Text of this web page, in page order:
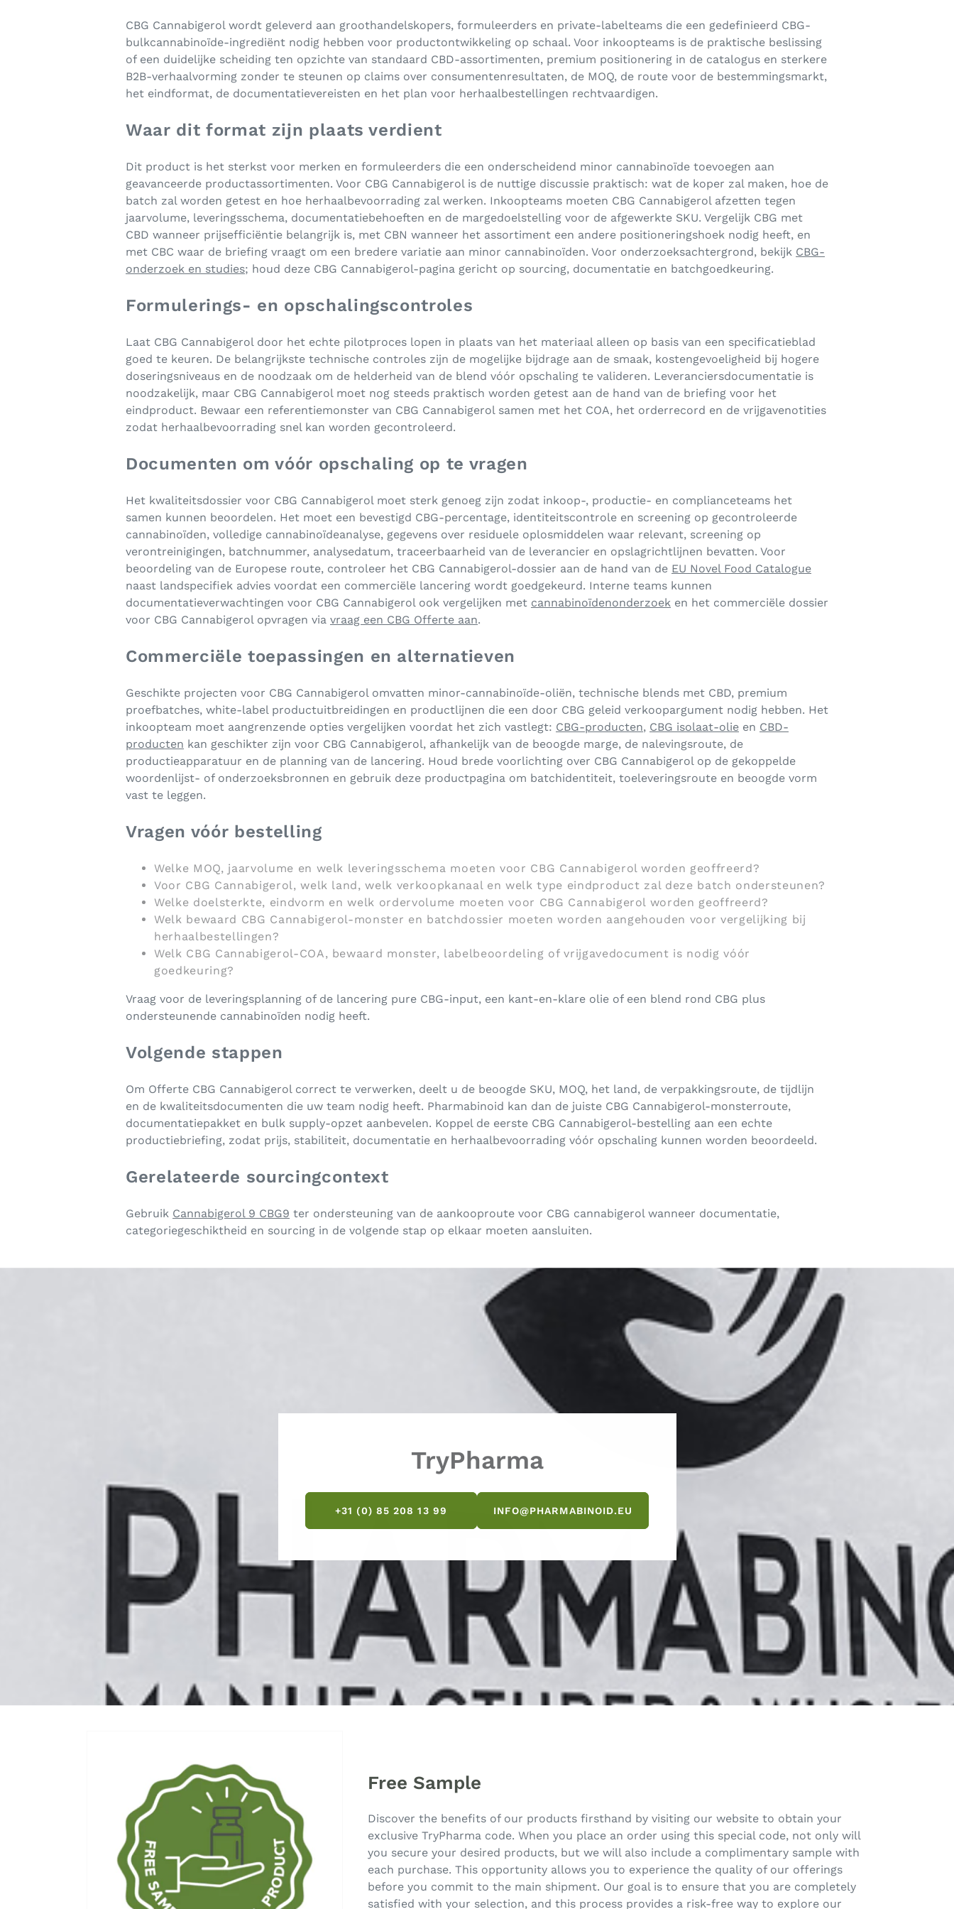
CBG Cannabigerol wordt geleverd aan groothandelskopers, formuleerders en private-labelteams die een gedefinieerd CBG-
bulkcannabinoïde-ingrediënt nodig hebben voor productontwikkeling op schaal. Voor inkoopteams is de praktische beslissing
of een duidelijke scheiding ten opzichte van standaard CBD-assortimenten, premium positionering in de catalogus en sterkere
B2B-verhaalvorming zonder te steunen op claims over consumentenresultaten, de MOQ, de route voor de bestemmingsmarkt,
het eindformat, de documentatievereisten en het plan voor herhaalbestellingen rechtvaardigen.
Waar dit format zijn plaats verdient
Dit product is het sterkst voor merken en formuleerders die een onderscheidend minor cannabinoïde toevoegen aan
geavanceerde productassortimenten. Voor CBG Cannabigerol is de nuttige discussie praktisch: wat de koper zal maken, hoe de
batch zal worden getest en hoe herhaalbevoorrading zal werken. Inkoopteams moeten CBG Cannabigerol afzetten tegen
jaarvolume, leveringsschema, documentatiebehoeften en de margedoelstelling voor de afgewerkte SKU. Vergelijk CBG met
CBD wanneer prijsefficiëntie belangrijk is, met CBN wanneer het assortiment een andere positioneringshoek nodig heeft, en
met CBC waar de briefing vraagt om een bredere variatie aan minor cannabinoïden. Voor onderzoeksachtergrond, bekijk CBG-
onderzoek en studies; houd deze CBG Cannabigerol-pagina gericht op sourcing, documentatie en batchgoedkeuring.
Formulerings- en opschalingscontroles
Laat CBG Cannabigerol door het echte pilotproces lopen in plaats van het materiaal alleen op basis van een specificatieblad
goed te keuren. De belangrijkste technische controles zijn de mogelijke bijdrage aan de smaak, kostengevoeligheid bij hogere
doseringsniveaus en de noodzaak om de helderheid van de blend vóór opschaling te valideren. Leveranciersdocumentatie is
noodzakelijk, maar CBG Cannabigerol moet nog steeds praktisch worden getest aan de hand van de briefing voor het
eindproduct. Bewaar een referentiemonster van CBG Cannabigerol samen met het COA, het orderrecord en de vrijgavenotities
zodat herhaalbevoorrading snel kan worden gecontroleerd.
Documenten om vóór opschaling op te vragen
Het kwaliteitsdossier voor CBG Cannabigerol moet sterk genoeg zijn zodat inkoop-, productie- en complianceteams het
samen kunnen beoordelen. Het moet een bevestigd CBG-percentage, identiteitscontrole en screening op gecontroleerde
cannabinoïden, volledige cannabinoïdeanalyse, gegevens over residuele oplosmiddelen waar relevant, screening op
verontreinigingen, batchnummer, analysedatum, traceerbaarheid van de leverancier en opslagrichtlijnen bevatten. Voor
beoordeling van de Europese route, controleer het CBG Cannabigerol-dossier aan de hand van de EU Novel Food Catalogue
naast landspecifiek advies voordat een commerciële lancering wordt goedgekeurd. Interne teams kunnen
documentatieverwachtingen voor CBG Cannabigerol ook vergelijken met cannabinoïdenonderzoek en het commerciële dossier
voor CBG Cannabigerol opvragen via vraag een CBG Offerte aan.
Commerciële toepassingen en alternatieven
Geschikte projecten voor CBG Cannabigerol omvatten minor-cannabinoïde-oliën, technische blends met CBD, premium
proefbatches, white-label productuitbreidingen en productlijnen die een door CBG geleid verkoopargument nodig hebben. Het
inkoopteam moet aangrenzende opties vergelijken voordat het zich vastlegt: CBG-producten, CBG isolaat-olie en CBD-
producten kan geschikter zijn voor CBG Cannabigerol, afhankelijk van de beoogde marge, de nalevingsroute, de
productieapparatuur en de planning van de lancering. Houd brede voorlichting over CBG Cannabigerol op de gekoppelde
woordenlijst- of onderzoeksbronnen en gebruik deze productpagina om batchidentiteit, toeleveringsroute en beoogde vorm
vast te leggen.
Vragen vóór bestelling
Welke MOQ, jaarvolume en welk leveringsschema moeten voor CBG Cannabigerol worden geoffreerd?
Voor CBG Cannabigerol, welk land, welk verkoopkanaal en welk type eindproduct zal deze batch ondersteunen?
Welke doelsterkte, eindvorm en welk ordervolume moeten voor CBG Cannabigerol worden geoffreerd?
Welk bewaard CBG Cannabigerol-monster en batchdossier moeten worden aangehouden voor vergelijking bij
herhaalbestellingen?
Welk CBG Cannabigerol-COA, bewaard monster, labelbeoordeling of vrijgavedocument is nodig vóór
goedkeuring?
Vraag voor de leveringsplanning of de lancering pure CBG-input, een kant-en-klare olie of een blend rond CBG plus
ondersteunende cannabinoïden nodig heeft.
Volgende stappen
Om Offerte CBG Cannabigerol correct te verwerken, deelt u de beoogde SKU, MOQ, het land, de verpakkingsroute, de tijdlijn
en de kwaliteitsdocumenten die uw team nodig heeft. Pharmabinoid kan dan de juiste CBG Cannabigerol-monsterroute,
documentatiepakket en bulk supply-opzet aanbevelen. Koppel de eerste CBG Cannabigerol-bestelling aan een echte
productiebriefing, zodat prijs, stabiliteit, documentatie en herhaalbevoorrading vóór opschaling kunnen worden beoordeeld.
Gerelateerde sourcingcontext
Gebruik Cannabigerol 9 CBG9 ter ondersteuning van de aankooproute voor CBG cannabigerol wanneer documentatie,
categoriegeschiktheid en sourcing in de volgende stap op elkaar moeten aansluiten.
TryPharma
+31 (0) 85 208 13 99 INFO@PHARMABINOID.EU
Free Sample
Discover the benefits of our products firsthand by visiting our website to obtain your
exclusive TryPharma code. When you place an order using this special code, not only will
you secure your desired products, but we will also include a complimentary sample with
each purchase. This opportunity allows you to experience the quality of our offerings
before you commit to the main shipment. Our goal is to ensure that you are completely
satisfied with your selection, and this process provides a risk-free way to explore our